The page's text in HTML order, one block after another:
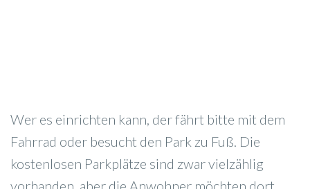
Wer es einrichten kann, der fährt bitte mit dem
Fahrrad oder besucht den Park zu Fuß. Die
kostenlosen Parkplätze sind zwar vielzählig
vorhanden, aber die Anwohner möchten dort